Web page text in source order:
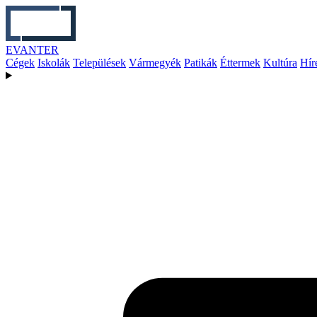
EVANTER
Cégek Iskolák Települések Vármegyék Patikák Éttermek Kultúra